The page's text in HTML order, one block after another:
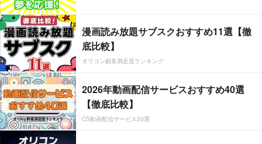
漫画読み放題サブスクおすすめ11選【徹
底比較】
オリコン顧客満足度ランキング
2026年動画配信サービスおすすめ40選
【徹底比較】
CS動画配信サービス20選